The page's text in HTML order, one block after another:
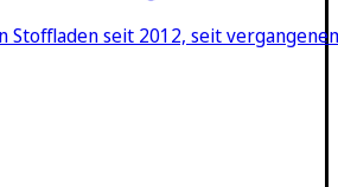
Stoffladen seit 2012, seit